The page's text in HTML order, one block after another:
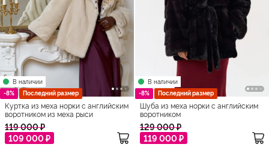
В наличии
-8%
Последний размер
Куртка из меха норки с английским
воротником из меха рыси
119 000 ₽
109 000 ₽
В наличии
-8%
Последний размер
Шуба из меха норки с английским
воротником
129 000 ₽
119 000 ₽